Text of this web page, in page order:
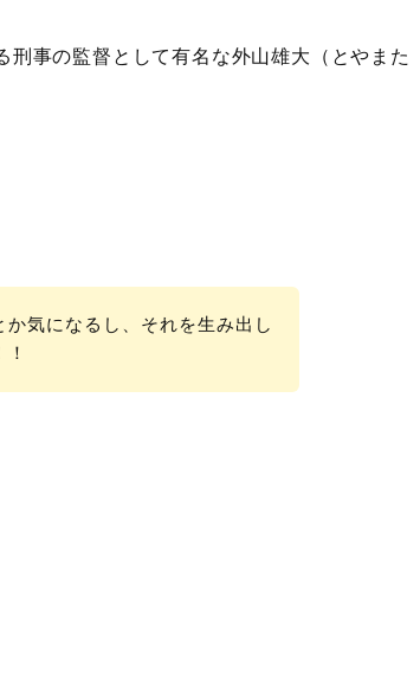
事の監督として有名な外山雄大（とやまた
気になるし、それを生み出し